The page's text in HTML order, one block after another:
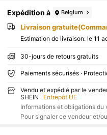
Expédition à Belgium
Livraison
Estimation de livraison: le 11
30-jours de retours gratuits
Paiements sécurisés ·
Vendu et expédié par le
SHEIN
Entrepôt UE
Informations et obligations du
Pour signaler ce vendeur et/